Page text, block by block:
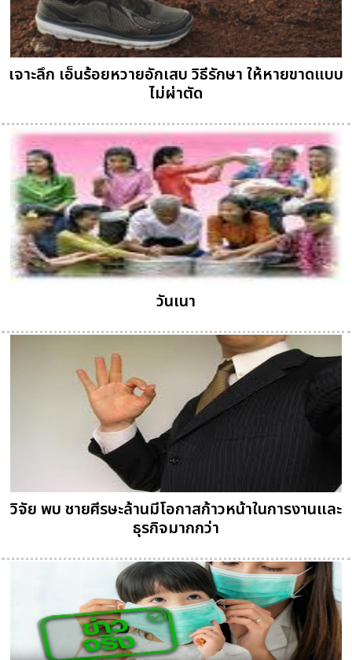
เจาะลึก เอ็นร้อยหวายอักเสบ วิธีรักษา ให้หายขาดแบบ
ไม่ผ่าตัด
วันเนา
วิจัย พบ ชายศีรษะล้านมีโอกาสก้าวหน้าในการงานและ
ธุรกิจมากกว่า